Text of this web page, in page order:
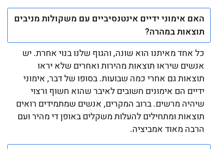
האם אימוני ידיים אינטנסיביים עם משקולות מניבים
תוצאות במהרה?
כל אחד מאיתנו הוא שונה, והגוף שלנו בנוי אחרת. יש
אנשים שיראו תוצאות מהירות ואחרים שלא יראו
תוצאות גם אחרי כמה שבועות. בסופו של דבר, אימוני
ידיים הם אימונים חשובים לאיבר שהוא חשוף ורצוי
שיהיה מרשים. ברוב המקרים, אנשים שמתמידים רואים
תוצאות ומתחילים להעלות משקלים באופן די מהיר ועם
הרבה מאוד אמביציה.